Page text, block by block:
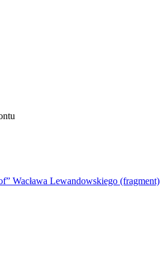
Wacława Lewandowskiego (fragment)